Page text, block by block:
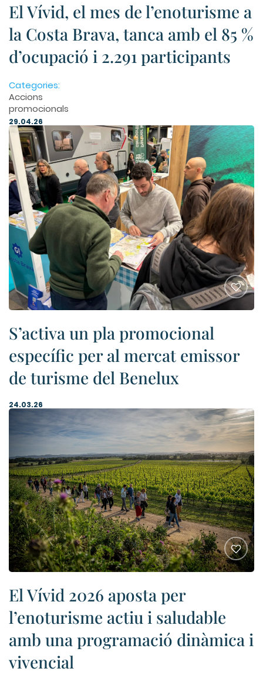
El Vívid, el mes de l’enoturisme a
la Costa Brava, tanca amb el 85 %
d’ocupació i 2.291 participants
Categories:
Accions
promocionals
29.04.26
S’activa un pla promocional
específic per al mercat emissor
de turisme del Benelux
24.03.26
El Vívid 2026 aposta per
l’enoturisme actiu i saludable
amb una programació dinàmica i
vivencial